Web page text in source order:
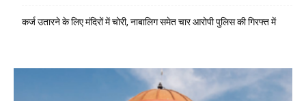
कर्ज उतारने के लिए मंदिरों में चोरी, नाबालिग समेत चार आरोपी पुलिस की गिरफ्त में